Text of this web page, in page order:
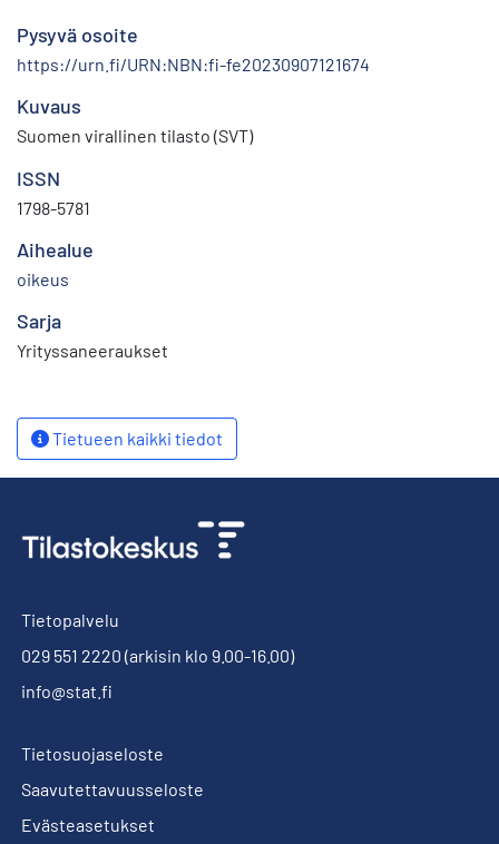
Pysyvä osoite
https://urn.fi/URN:NBN:fi-fe20230907121674
Kuvaus
Suomen virallinen tilasto (SVT)
ISSN
1798-5781
Aihealue
oikeus
Sarja
Yrityssaneeraukset
Tietueen kaikki tiedot
Tietopalvelu
029 551 2220 (arkisin klo 9.00-16.00)
info@stat.fi
Tietosuojaseloste
Saavutettavuusseloste
Evästeasetukset